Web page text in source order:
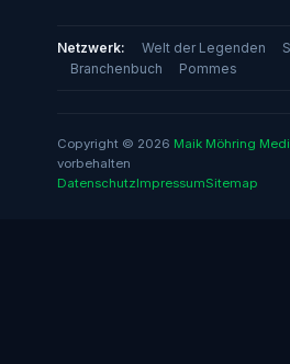
Netzwerk: Welt der Legenden
Branchenbuch
Pommes
Copyright © 2026 Maik Möhring
vorbehalten
DatenschutzImpressumSitemap